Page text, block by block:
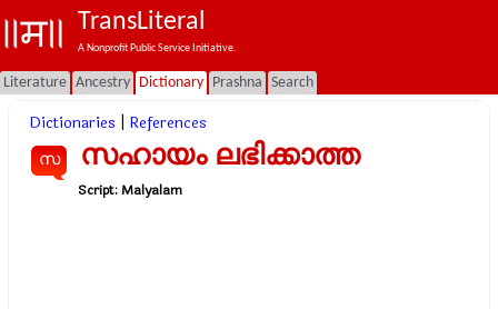
TransLiteral
A Nonprofit Public Service Initiative.
Literature Ancestry Dictionary Prashna Search
Dictionaries References
സ സഹായം ലഭിക്കാത്ത
Script:Malyalam